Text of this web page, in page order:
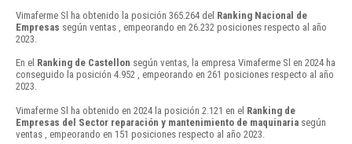
Vimaferme Sl ha obtenido la posición 365.264 del Ranking Nacional de
Empresas según ventas , empeorando en 26.232 posiciones respecto al año
2023.
En el Ranking de Castellon según ventas, la empresa Vimaferme Sl en 2024 ha
conseguido la posición 4.952 , empeorando en 261 posiciones respecto al año
2023.
Vimaferme Sl ha obtenido en 2024 la posición 2.121 en el Ranking de
Empresas del Sector reparación y mantenimiento de maquinaria según
ventas , empeorando en 151 posiciones respecto al año 2023.